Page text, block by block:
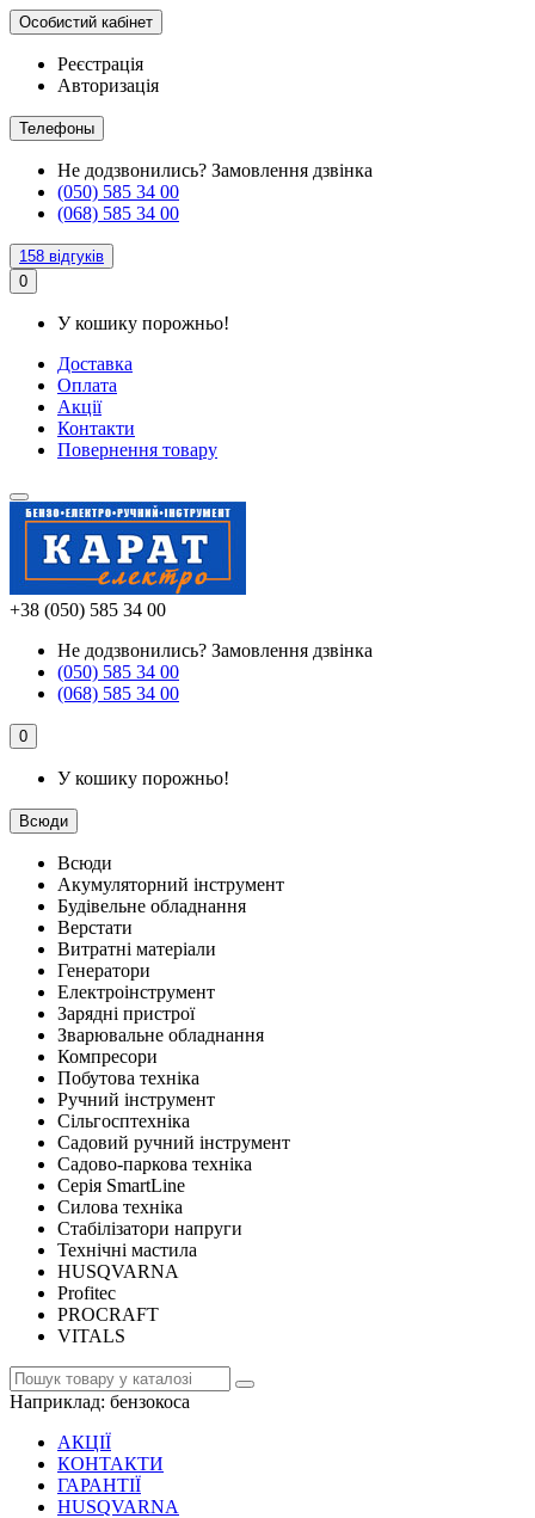
Особистий кабінет
Реєстрація
Авторизація
Телефоны
Не додзвонились? Замовлення дзвінка
(050) 585 34 00
(068) 585 34 00
158 відгуків
0
У кошику порожньо!
Доставка
Оплата
Акції
Контакти
Повернення товару
+38 (050) 585 34 00
Не додзвонились? Замовлення дзвінка
(050) 585 34 00
(068) 585 34 00
0
У кошику порожньо!
Всюди
Всюди
Акумуляторний інструмент
Будівельне обладнання
Верстати
Витратні матеріали
Генератори
Електроінструмент
Зарядні пристрої
Зварювальне обладнання
Компресори
Побутова техніка
Ручний інструмент
Сільгосптехніка
Садовий ручний інструмент
Садово-паркова техніка
Серія SmartLine
Силова техніка
Стабілізатори напруги
Технічні мастила
HUSQVARNA
Profitec
PROCRAFT
VITALS
Наприклад: бензокоса
АКЦІЇ
КОНТАКТИ
ГАРАНТІЇ
HUSQVARNA